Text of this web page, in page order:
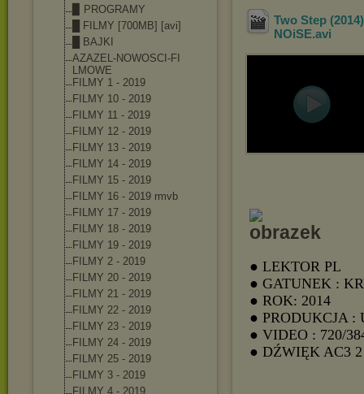
▉ PROGRAMY
█ FILMY [700MB] [avi]
█ BAJKI
AZAZEL-NOWOSCI-FI
LMOWE
FILMY 1 - 2019
FILMY 10 - 2019
FILMY 11 - 2019
FILMY 12 - 2019
FILMY 13 - 2019
FILMY 14 - 2019
FILMY 15 - 2019
FILMY 16 - 2019 rmvb
FILMY 17 - 2019
FILMY 18 - 2019
FILMY 19 - 2019
FILMY 2 - 2019
FILMY 20 - 2019
FILMY 21 - 2019
FILMY 22 - 2019
FILMY 23 - 2019
FILMY 24 - 2019
FILMY 25 - 2019
FILMY 3 - 2019
FILMY 4 - 2019
Two Step
NOiSE.avi
● LEKTOR PL
● GATUNEK :
● ROK: 2014
● PRODUKCJA :
● VIDEO : 720/
● DŹWIĘK AC3